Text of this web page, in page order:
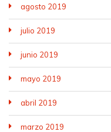
agosto 2019
julio 2019
junio 2019
mayo 2019
abril 2019
marzo 2019